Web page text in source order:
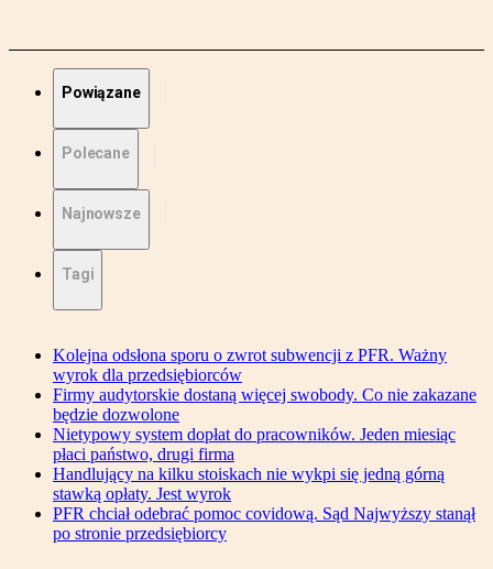
Powiązane
Polecane
Najnowsze
Tagi
Kolejna odsłona sporu o zwrot subwencji z PFR. Ważny
wyrok dla przedsiębiorców
Firmy audytorskie dostaną więcej swobody. Co nie zakazane
będzie dozwolone
Nietypowy system dopłat do pracowników. Jeden miesiąc
płaci państwo, drugi firma
Handlujący na kilku stoiskach nie wykpi się jedną górną
stawką opłaty. Jest wyrok
PFR chciał odebrać pomoc covidową. Sąd Najwyższy stanął
po stronie przedsiębiorcy